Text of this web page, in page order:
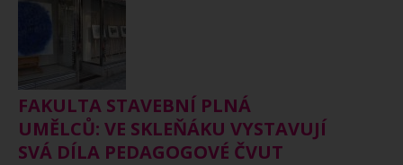
FAKULTA STAVEBNÍ PLNÁ
UMĚLCŮ: VE SKLEŇÁKU VYSTAVUJÍ
SVÁ DÍLA PEDAGOGOVÉ ČVUT